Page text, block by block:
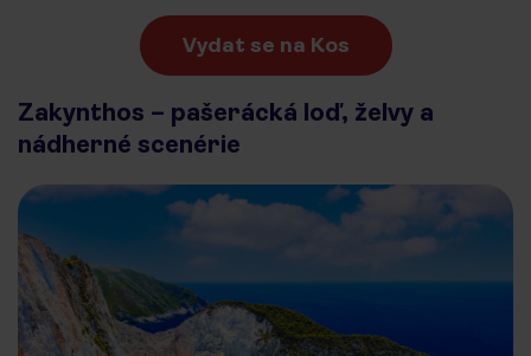
Vydat se na Kos
Zakynthos – pašerácká loď, želvy a
nádherné scenérie